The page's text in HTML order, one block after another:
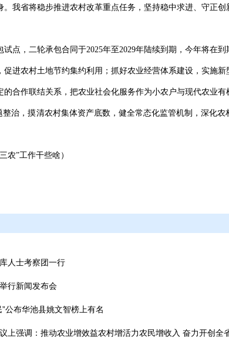
。我省将稳步推进农村改革重点任务，坚持稳中求进、守正
点，二轮承包合同于2025年至2029年陆续到期，今年将在
促进农村土地节约集约利用；抓好农业经营体系建设，实施
的合作联结关系，把农业社会化服务作为小农户与现代农业
整治，摸清农村集体资产底数，健全常态化监管机制，深化
农”工作干些啥）
人士考察团一行
行新闻发布会
公布华池县姚文智榜上有名
上强调：推动农业增效益农村增活力农民增收入 奋力开创全